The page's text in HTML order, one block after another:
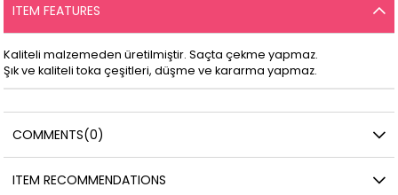
ITEM FEATURES
Kaliteli malzemeden üretilmiştir. Saçta çekme yapmaz.
Şık ve kaliteli toka çeşitleri, düşme ve kararma yapmaz.
COMMENTS(0)
ITEM RECOMMENDATIONS